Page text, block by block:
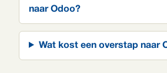
naar Odoo?
Wat kost een overstap naar